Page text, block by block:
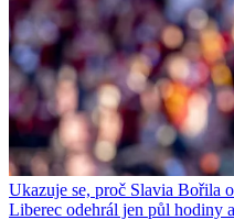
Ukazuje se, proč Slavia Bořila
Liberec odehrál jen půl hodiny